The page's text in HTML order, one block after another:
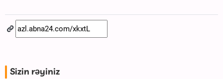
Sizin rəyiniz